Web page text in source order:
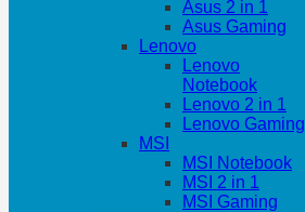
Asus 2 in 1
Asus Gaming
Lenovo
Lenovo
Notebook
Lenovo 2 in 1
Lenovo Gaming
MSI
MSI Notebook
MSI 2 in 1
MSI Gaming